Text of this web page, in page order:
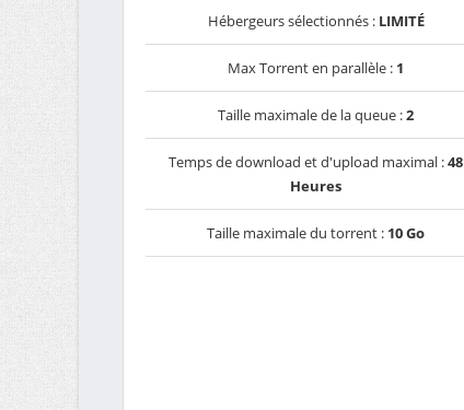
Hébergeurs sélectionnés : LIMITÉ
Max Torrent en parallèle : 1
Taille maximale de la queue :2
Temps de download et d'upload maximal :48
Heures
Taille maximale du torrent : 10 Go